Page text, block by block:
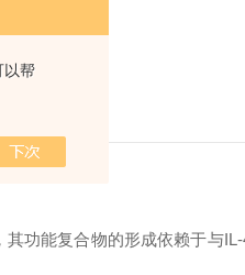
以帮
功能复合物的形成依赖于与